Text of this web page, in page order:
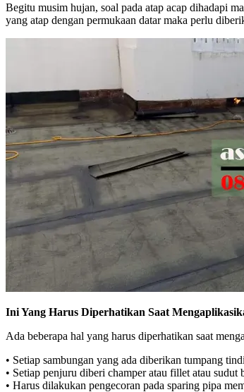
Begitu musim hujan, soal pada atap acap dihadapi
yang atap dengan permukaan datar maka perlu
Ini Yang Harus Diperhatikan Saat
Ada beberapa hal yang harus diperhatikan saat
• Setiap sambungan yang ada diberikan tumpang
• Setiap penjuru diberi champer atau fillet atau
• Harus dilakukan pengecoran pada sparing pipa